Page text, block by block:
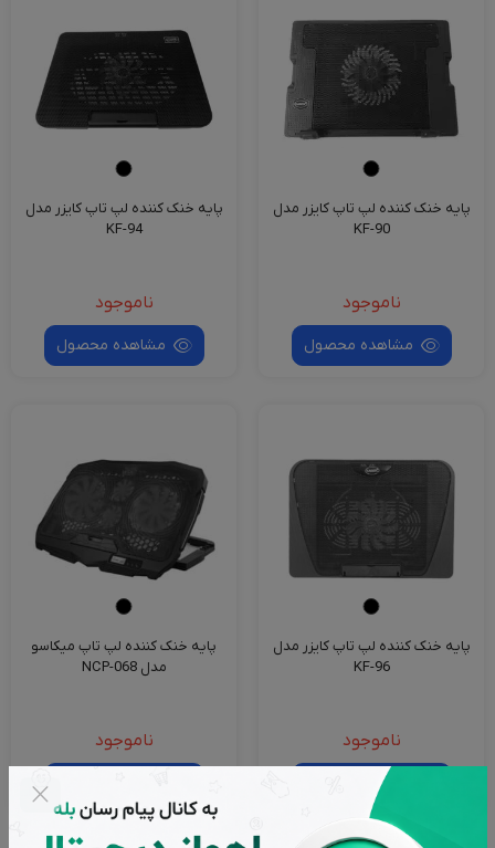
پایه خنک کننده لپ تاپ کایزر مدل
KF-90
ناموجود
مشاهده محصول
پایه خنک کننده لپ تاپ کایزر مدل
KF-94
ناموجود
مشاهده محصول
پایه خنک کننده لپ تاپ کایزر مدل
KF-96
ناموجود
مشاهده محصول
پایه خنک کننده لپ تاپ میکاسو
مدل NCP-068
ناموجود